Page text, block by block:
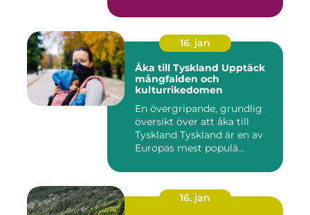
16. jan
Åka till Tyskland Upptäck
mångfalden och
kulturrikedomen
En övergripande, grundlig
översikt över att åka till
Tyskland Tyskland är en av
Europas mest populä...
16. jan